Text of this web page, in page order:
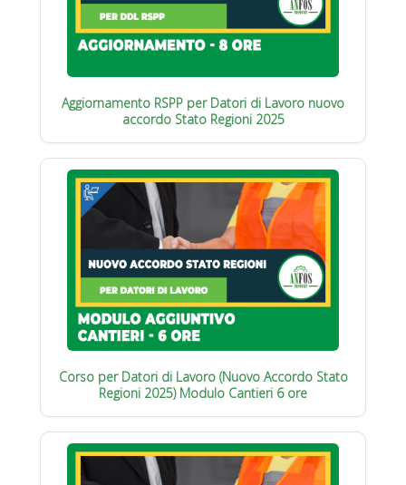
Aggiornamento RSPP per Datori di Lavoro nuovo
accordo Stato Regioni 2025
Corso per Datori di Lavoro (Nuovo Accordo Stato
Regioni 2025) Modulo Cantieri 6 ore